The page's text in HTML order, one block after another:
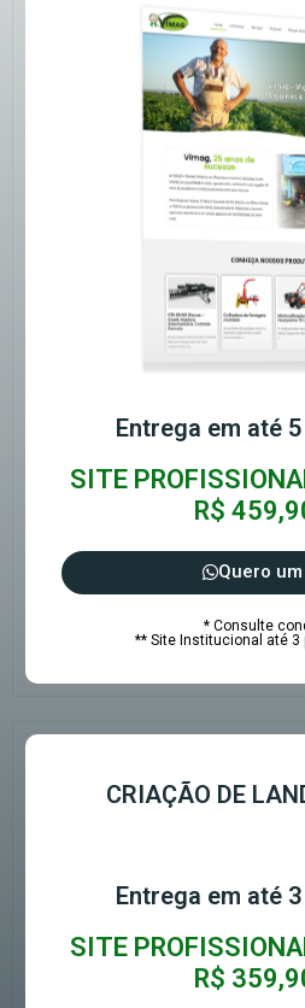
Entrega em até
SITE
R$
Quero
* Consulte
** Site Institucional até
CRIAÇÃO DE
Entrega em até
SITE
R$